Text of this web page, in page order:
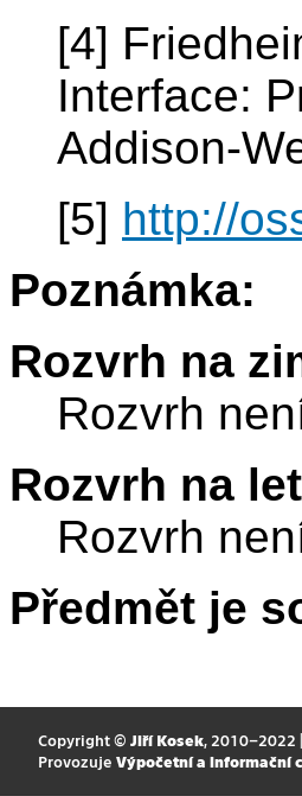
[4]
Interface:
Addison-
[5] http://
Poznámka:
Rozvrh na
Rozvrh
Rozvrh na
Rozvrh
Předmět je
Copyright © Jiří Kosek, 2010–2022
Provozuje Výpočetní a informační